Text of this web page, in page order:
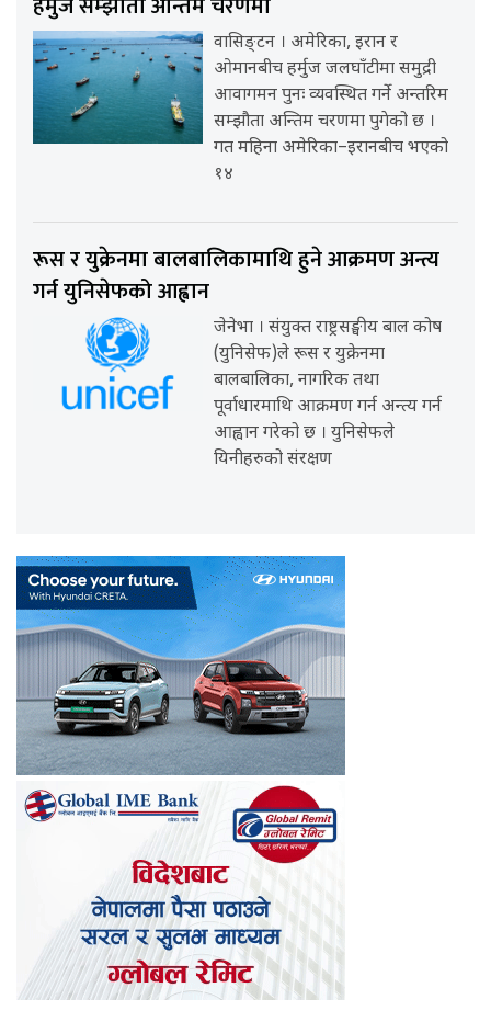
वासिङ्टन । अमेरिका, इरान र
ओमानबीच हर्मुज जलघाँटीमा समुद्री
आवागमन पुनः व्यवस्थित गर्ने अन्तरिम
सम्झौता अन्तिम चरणमा पुगेको छ ।
गत महिना अमेरिका–इरानबीच भएको
१४
रूस र युक्रेनमा बालबालिकामाथि हुने आक्रमण अन्त्य
गर्न युनिसेफको आह्वान
जेनेभा । संयुक्त राष्ट्रसङ्घीय बाल कोष
(युनिसेफ)ले रूस र युक्रेनमा
बालबालिका, नागरिक तथा
पूर्वाधारमाथि आक्रमण गर्न अन्त्य गर्न
आह्वान गरेको छ । युनिसेफले
यिनीहरुको संरक्षण